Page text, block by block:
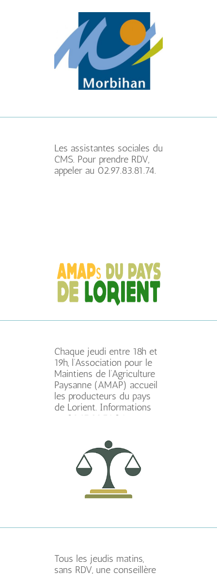
Les assistantes sociales du
CMS. Pour prendre RDV,
appeler au 02.97.83.81.74.
Chaque jeudi entre 18h et
19h, l’Association pour le
Maintiens de l’Agriculture
Paysanne (AMAP) accueil
les producteurs du pays
de Lorient. Informations
au 02.97.83.74.04
Tous les jeudis matins,
sans RDV, une conseillère